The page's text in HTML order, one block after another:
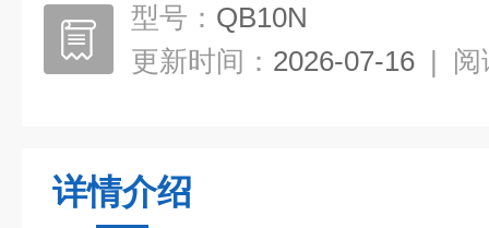
型号： QB10N
更新时间： 2026-07-16 | 阅
详情介绍